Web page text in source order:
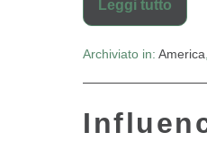
Leggi tutto
Archiviato in: America,